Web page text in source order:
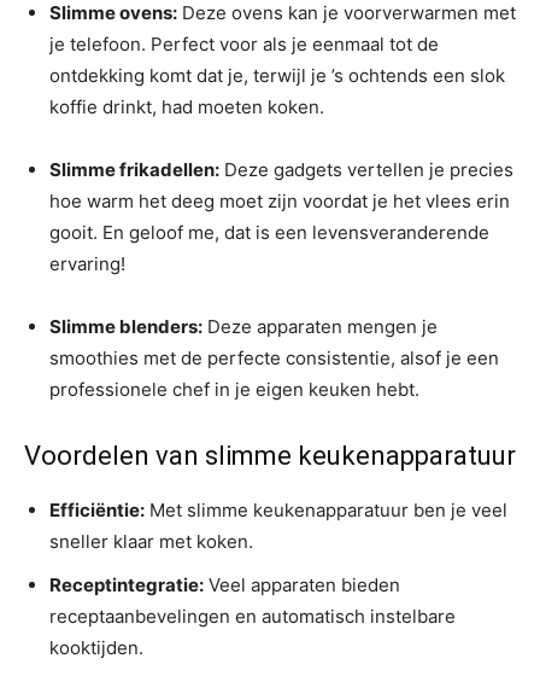
Slimme ovens: Deze ovens kan je voorverwarmen met
je telefoon. Perfect voor als je eenmaal tot de
ontdekking komt dat je, terwijl je ’s ochtends een slok
koffie drinkt, had moeten koken.
Slimme frikadellen: Deze gadgets vertellen je precies
hoe warm het deeg moet zijn voordat je het vlees erin
gooit. En geloof me, dat is een levensveranderende
ervaring!
Slimme blenders: Deze apparaten mengen je
smoothies met de perfecte consistentie, alsof je een
professionele chef in je eigen keuken hebt.
Voordelen van slimme keukenapparatuur
Efficiëntie: Met slimme keukenapparatuur ben je veel
sneller klaar met koken.
Receptintegratie: Veel apparaten bieden
receptaanbevelingen en automatisch instelbare
kooktijden.